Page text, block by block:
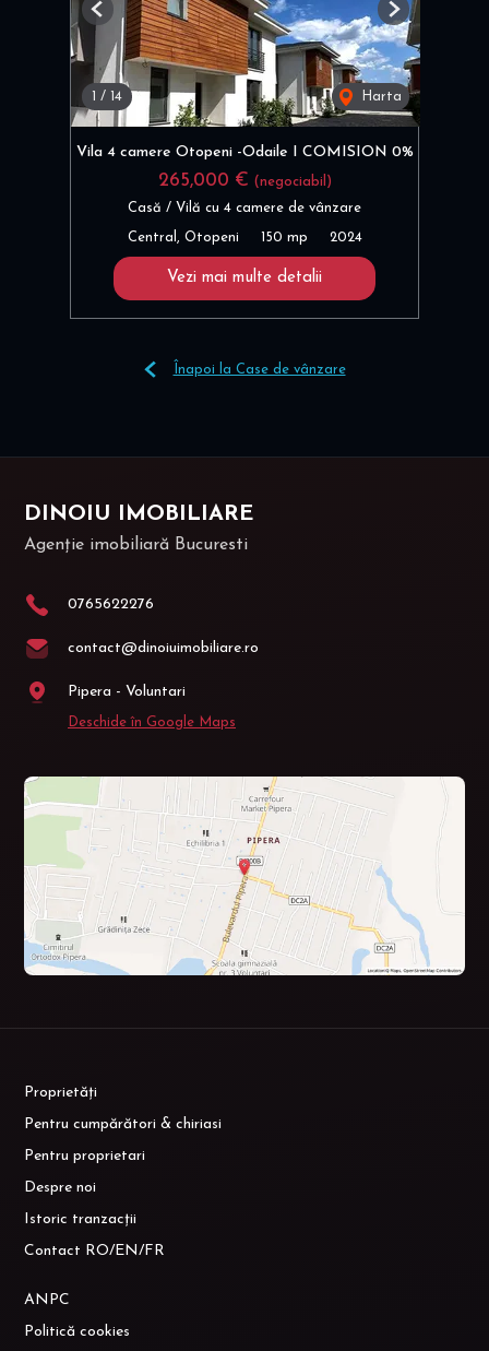
1 / 14 Harta
Previous Next
Vila 4 camere Otopeni -Odaile I COMISION 0%
265,000 € (negociabil)
Casă / Vilă cu 4 camere de vânzare
Central, Otopeni 150 mp 2024
Vezi mai multe detalii
Înapoi la Case de vânzare
DINOIU IMOBILIARE
Agenție imobiliară Bucuresti
0765622276
contact@dinoiuimobiliare.ro
Pipera - Voluntari
Deschide în Google Maps
Proprietăți
Pentru cumpărători & chiriasi
Pentru proprietari
Despre noi
Istoric tranzacții
Contact RO/EN/FR
ANPC
Politică cookies